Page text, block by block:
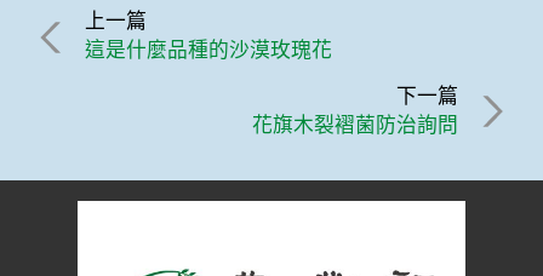
上一篇
這是什麼品種的沙漠玫瑰花
下一篇
花旗木裂褶菌防治詢問